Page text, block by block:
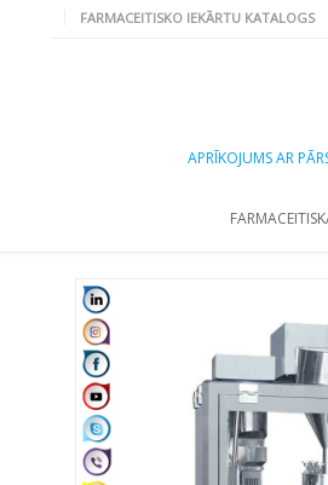
FARMACEITISKO IEKĀRTU KATALOGS
APRĪKOJUMS AR